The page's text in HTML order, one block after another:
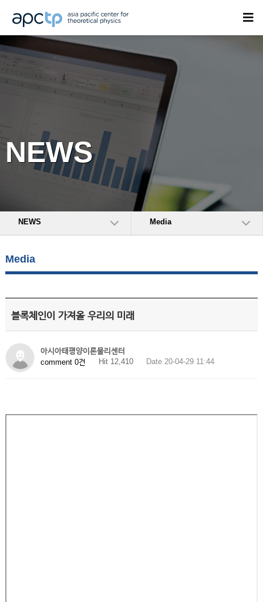
NEWS
NEWS Media
Media
블록체인이 가져올 우리의 미래
아시아태평양이론물리센터
comment 0건
Hit 12,410 Date 20-04-29 11:44